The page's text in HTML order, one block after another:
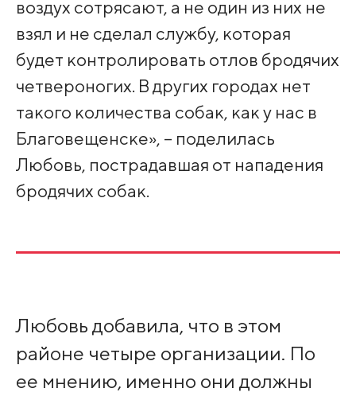
воздух сотрясают, а не один из них не
взял и не сделал службу, которая
будет контролировать отлов бродячих
четвероногих. В других городах нет
такого количества собак, как у нас в
Благовещенске», – поделилась
Любовь, пострадавшая от нападения
бродячих собак.
Любовь добавила, что в этом
районе четыре организации. По
ее мнению, именно они должны